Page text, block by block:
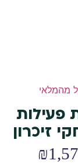
מהמלאי
פעילות
זיכרון
₪